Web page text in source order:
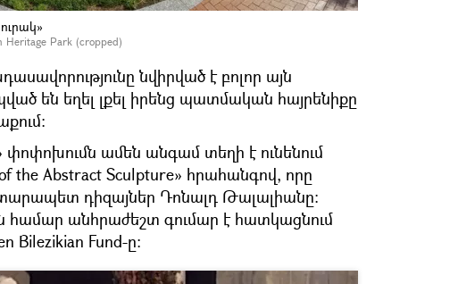
Heritage Park (cropped)
նվիրված է բոլոր այն
են եղել լքել իրենց պատմական հայրենիքը
ամեն անգամ տեղի է ունենում
the Abstract Sculpture» հրահանգով, որը
դիզայներ Դոնալդ Թալալիանը։
համար անհրաժեշտ գումար է հատկացնում
Bilezikian Fund-ը։